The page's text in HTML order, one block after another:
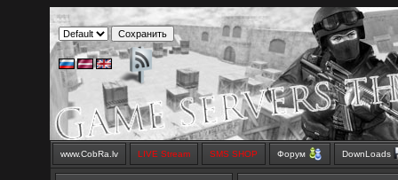
www.CobRa.lv LIVE Stream SMS SHOP Форум DownLoads